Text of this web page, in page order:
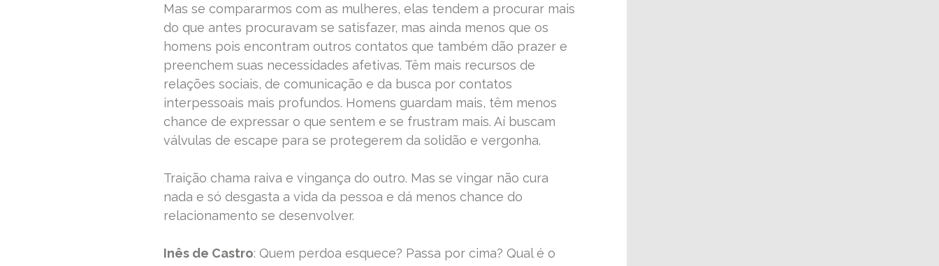
Mas se compararmos com as mulheres, elas tendem a procurar mais
do que antes procuravam se satisfazer, mas ainda menos que os
homens pois encontram outros contatos que também dão prazer e
preenchem suas necessidades afetivas. Têm mais recursos de
relações sociais, de comunicação e da busca por contatos
interpessoais mais profundos. Homens guardam mais, têm menos
chance de expressar o que sentem e se frustram mais. Aí buscam
válvulas de escape para se protegerem da solidão e vergonha.
Traição chama raiva e vingança do outro. Mas se vingar não cura
nada e só desgasta a vida da pessoa e dá menos chance do
relacionamento se desenvolver.
Inês de Castro: Quem perdoa esquece? Passa por cima? Qual é o